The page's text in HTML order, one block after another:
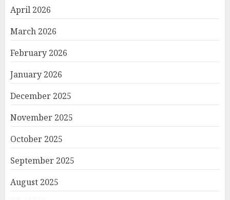
April 2026
March 2026
February 2026
January 2026
December 2025
November 2025
October 2025
September 2025
August 2025